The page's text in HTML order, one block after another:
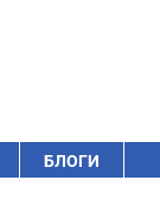
БЛОГИ